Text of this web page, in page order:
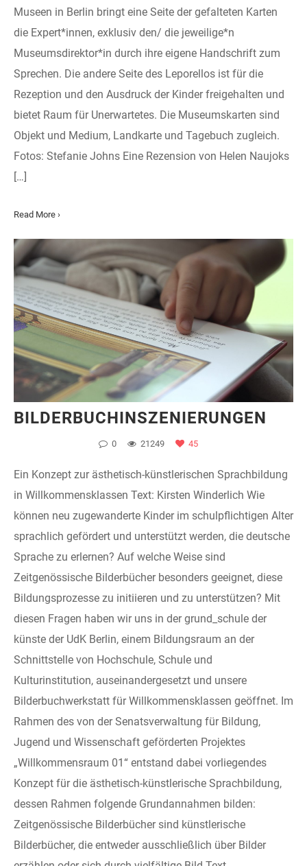
Museen in Berlin bringt eine Seite der gefalteten Karten
die Expert*innen, exklusiv den/ die jeweilige*n
Museumsdirektor*in durch ihre eigene Handschrift zum
Sprechen. Die andere Seite des Leporellos ist für die
Rezeption und den Ausdruck der Kinder freigehalten und
bietet Raum für Unerwartetes. Die Museumskarten sind
Objekt und Medium, Landkarte und Tagebuch zugleich.
Fotos: Stefanie Johns Eine Rezension von Helen Naujoks
[…]
Read More ›
BILDERBUCHINSZENIERUNGEN
0 21249 45
Ein Konzept zur ästhetisch-künstlerischen Sprachbildung
in Willkommensklassen Text: Kirsten Winderlich Wie
können neu zugewanderte Kinder im schulpflichtigen Alter
sprachlich gefördert und unterstützt werden, die deutsche
Sprache zu erlernen? Auf welche Weise sind
Zeitgenössische Bilderbücher besonders geeignet, diese
Bildungsprozesse zu initiieren und zu unterstützen? Mit
diesen Fragen haben wir uns in der grund_schule der
künste der UdK Berlin, einem Bildungsraum an der
Schnittstelle von Hochschule, Schule und
Kulturinstitution, auseinandergesetzt und unsere
Bilderbuchwerkstatt für Willkommensklassen geöffnet. Im
Rahmen des von der Senatsverwaltung für Bildung,
Jugend und Wissenschaft geförderten Projektes
„Willkommensraum 01“ entstand dabei vorliegendes
Konzept für die ästhetisch-künstlerische Sprachbildung,
dessen Rahmen folgende Grundannahmen bilden:
Zeitgenössische Bilderbücher sind künstlerische
Bilderbücher, die entweder ausschließlich über Bilder